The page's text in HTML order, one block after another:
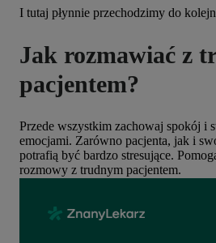
I tutaj płynnie przechodzimy do
Jak rozmawiać z
pacjentem?
Przede wszystkim zachowaj spokój i
emocjami. Zarówno pacjenta, jak i
potrafią być bardzo stresujące.
rozmowy z trudnym pacjentem.